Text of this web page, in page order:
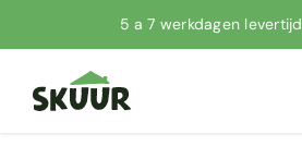
5 a 7 werkdagen levertijd
naar